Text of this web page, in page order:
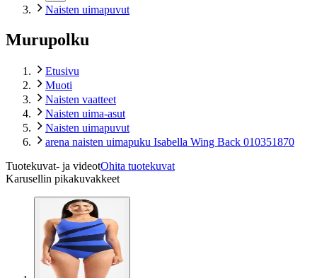
Naisten uimapuvut
Murupolku
Etusivu
Muoti
Naisten vaatteet
Naisten uima-asut
Naisten uimapuvut
arena naisten uimapuku Isabella Wing Back 010351870
Tuotekuvat- ja videotOhita tuotekuvat
Karusellin pikakuvakkeet